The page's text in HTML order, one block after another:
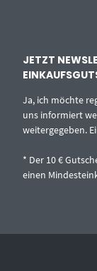
JETZT
Ja, ich möchte
uns informiert
weitergegeben.
* Der 10 €
einen